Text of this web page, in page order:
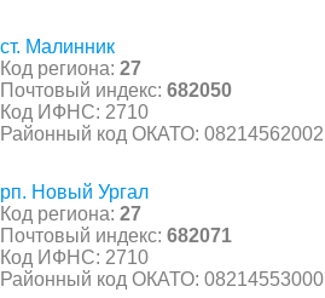
ст. Малинник
Код региона: 27
Почтовый индекс: 682050
Код ИФНС: 2710
Районный код ОКАТО: 08214562002
рп. Новый Ургал
Код региона: 27
Почтовый индекс: 682071
Код ИФНС: 2710
Районный код ОКАТО: 08214553000